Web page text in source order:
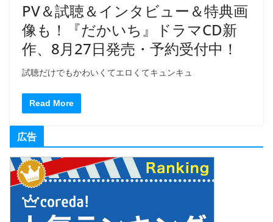
PV＆試聴＆インタビュー＆特典画
像も！『だかいち』ドラマCD新
作、8月27日発売・予約受付中！
試聴だけでもかわいくてエロくてキュンキュ
Read More
広告